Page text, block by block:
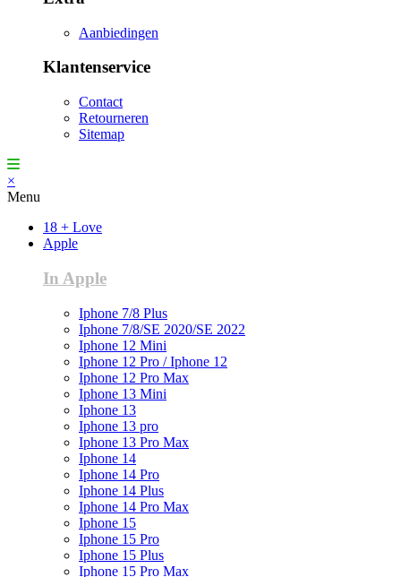
Aanbiedingen
Klantenservice
Contact
Retourneren
Sitemap
×
Menu
18 + Love
Apple
In Apple
Iphone 7/8 Plus
Iphone 7/8/SE 2020/SE 2022
Iphone 12 Mini
Iphone 12 Pro / Iphone 12
Iphone 12 Pro Max
Iphone 13 Mini
Iphone 13
Iphone 13 pro
Iphone 13 Pro Max
Iphone 14
Iphone 14 Pro
Iphone 14 Plus
Iphone 14 Pro Max
Iphone 15
Iphone 15 Pro
Iphone 15 Plus
Iphone 15 Pro Max